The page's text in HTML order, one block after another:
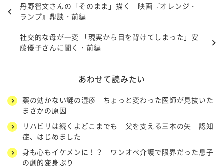
丹野智文さんの「そのまま」描く 映画『オレンジ・
ランプ』鼎談・前編
社交的な母が一変 「現実から目を背けてしまった」安
藤優子さんに聞く・前編
あわせて読みたい
薬の効かない謎の湿疹 ちょっと変わった医師が見抜いた
まさかの原因
リハビリは続くよどこまでも 父を支える三本の矢 認知
症、はじめました
身も心もイケメンに！？ ワンオペ介護で限界だった息子
の劇的変身ぶり